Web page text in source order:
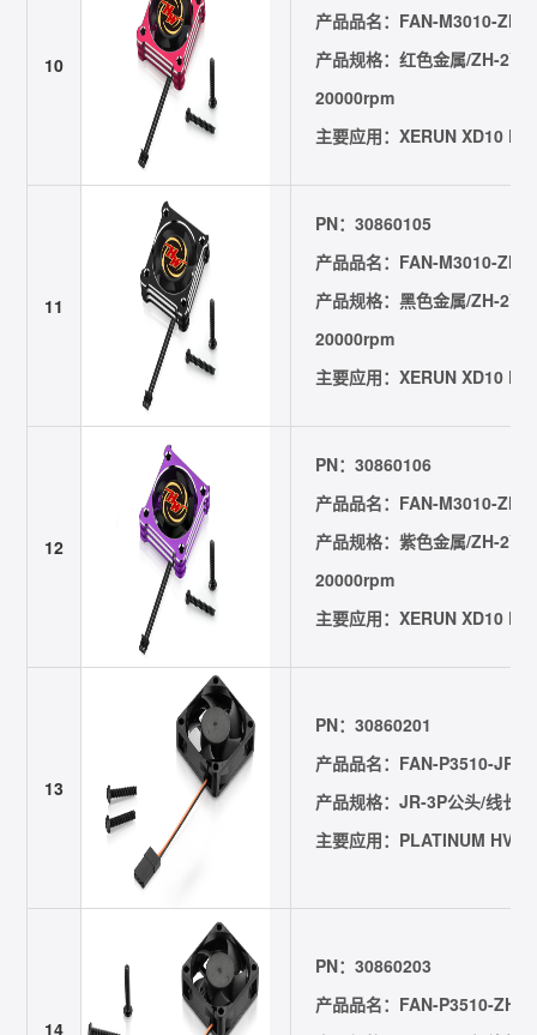
10
产品品名：FAN-M3010-
产品规格：红色金属/ZH-2Y
20000rpm
主要应用：XERUN XD10
11
PN：30860105
产品品名：FAN-M3010-
产品规格：黑色金属/ZH-2Y
20000rpm
主要应用：XERUN XD10
12
PN：30860106
产品品名：FAN-M3010-
产品规格：紫色金属/ZH-2Y
20000rpm
主要应用：XERUN XD10
13
PN：30860201
产品品名：FAN-P3510-
产品规格：JR-3P公头/线长
主要应用：PLATINUM HV
14
PN：30860203
产品品名：FAN-P3510-